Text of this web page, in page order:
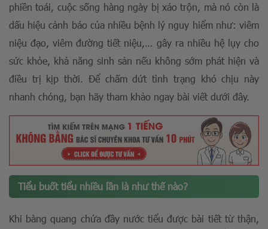
phiền toái, cuộc sống hàng ngày bị xáo trộn, mà nó còn là
dấu hiệu cảnh báo của nhiều bệnh lý nguy hiểm như: viêm
niệu đạo, viêm đường tiết niệu,… gây ra nhiều hệ lụy cho
sức khỏe, khả năng sinh sản nếu không sớm phát hiện và
điều trị kịp thời. Để chấm dứt tình trạng khó chịu này
nhanh chóng, bạn hãy tham khảo ngay bài viết dưới đây.
Tiểu buốt tiểu nhiều lần là như thế nào?
Khi bàng quang chứa đầy nước tiểu được bài tiết từ thận,